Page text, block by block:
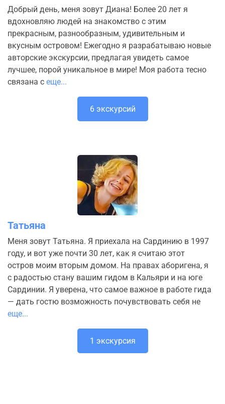
Добрый день, меня зовут Диана! Более 20 лет я
вдохновляю людей на знакомство с этим
прекрасным, разнообразным, удивительным и
вкусным островом! Ежегодно я разрабатываю новые
авторские экскурсии, предлагая увидеть самое
лучшее, порой уникальное в мире! Моя работа тесно
связана с еще...
6 экскурсий
Татьяна
Меня зовут Татьяна. Я приехала на Сардинию в 1997
году, и вот уже почти 30 лет, как я считаю этот
остров моим вторым домом. На правах аборигена, я
с радостью стану вашим гидом в Кальяри и на юге
Сардинии. Я уверена, что самое важное в работе гида
— дать гостю возможность почувствовать себя не
еще...
1 экскурсия